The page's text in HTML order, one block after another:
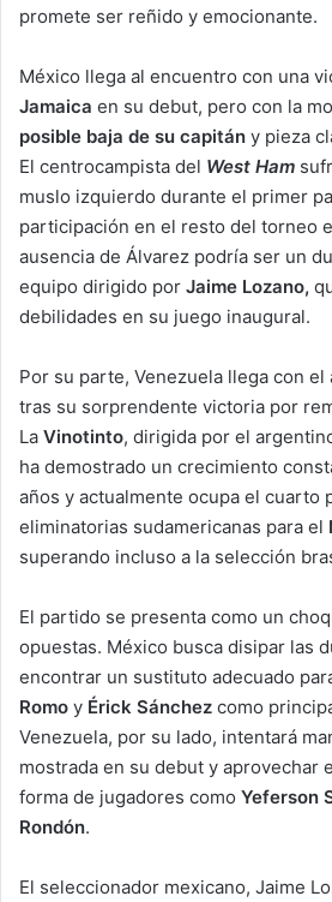
promete ser reñido y emocionante.
México llega al encuentro con una
Jamaica en su debut, pero con la
posible baja de su capitán y pieza
El centrocampista del West Ham
muslo izquierdo durante el primer
participación en el resto del torneo
ausencia de Álvarez podría ser un
equipo dirigido por Jaime Lozano,
debilidades en su juego inaugural.
Por su parte, Venezuela llega con el
tras su sorprendente victoria por
La Vinotinto, dirigida por el
ha demostrado un crecimiento
años y actualmente ocupa el cuarto
eliminatorias sudamericanas para el
superando incluso a la selección
El partido se presenta como un
opuestas. México busca disipar las
encontrar un sustituto adecuado
Romo y Érick Sánchez como
Venezuela, por su lado, intentará
mostrada en su debut y aprovechar
forma de jugadores como Yeferson
Rondón.
El seleccionador mexicano, Jaime